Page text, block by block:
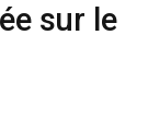
sur le